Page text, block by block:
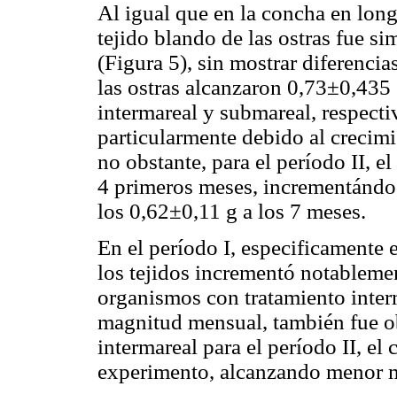
Al igual que en la concha en
tejido blando de las ostras fue
(Figura 5), sin mostrar
las ostras alcanzaron
intermareal y submareal,
particularmente debido al
no obstante, para el período II,
4 primeros meses,
los 0,62±0,11 g a los 7 meses.
En el período I, especificamente
los tejidos incrementó
organismos con tratamiento
magnitud mensual, también fue
intermareal para el período II, el
experimento, alcanzando menor